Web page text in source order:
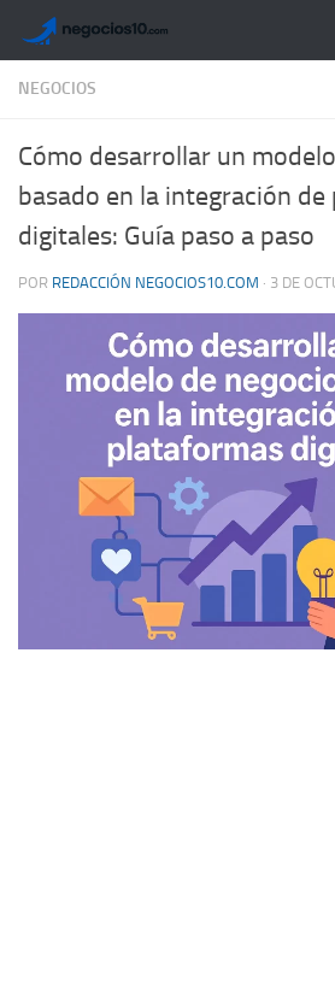
Saltar al contenido
NEGOCIOS
Cómo desarrollar un
basado en la integración
digitales: Guía paso a paso
POR REDACCIÓN NEGOCIOS10.COM · 3 DE